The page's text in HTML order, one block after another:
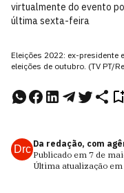
virtualmente do evento
última sexta-feira
Eleições 2022: ex-presidente
eleições de outubro. (TV PT/
Drc Da redação, com
Publicado em 7 de
Última atualização em